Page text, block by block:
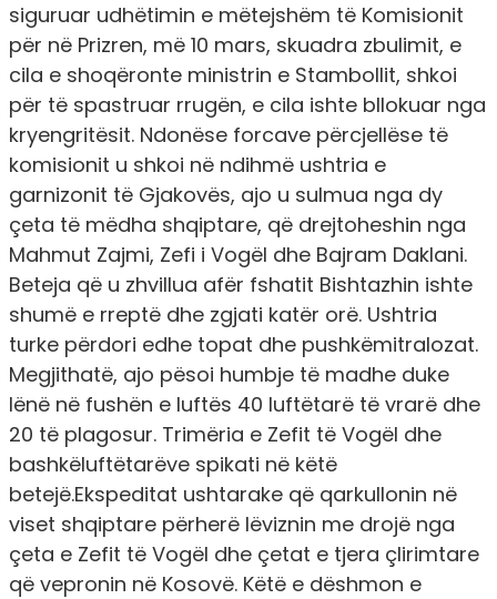
siguruar udhëtimin e mëtejshëm të Komisionit
për në Prizren, më 10 mars, skuadra zbulimit, e
cila e shoqëronte ministrin e Stambollit, shkoi
për të spastruar rrugën, e cila ishte bllokuar nga
kryengritësit. Ndonëse forcave përcjellëse të
komisionit u shkoi në ndihmë ushtria e
garnizonit të Gjakovës, ajo u sulmua nga dy
çeta të mëdha shqiptare, që drejtoheshin nga
Mahmut Zajmi, Zefi i Vogël dhe Bajram Daklani.
Beteja që u zhvillua afër fshatit Bishtazhin ishte
shumë e rreptë dhe zgjati katër orë. Ushtria
turke përdori edhe topat dhe pushkëmitralozat.
Megjithatë, ajo pësoi humbje të madhe duke
lënë në fushën e luftës 40 luftëtarë të vrarë dhe
20 të plagosur. Trimëria e Zefit të Vogël dhe
bashkëluftëtarëve spikati në këtë
betejë.Ekspeditat ushtarake që qarkullonin në
viset shqiptare përherë lëviznin me drojë nga
çeta e Zefit të Vogël dhe çetat e tjera çlirimtare
që vepronin në Kosovë. Këtë e dëshmon e